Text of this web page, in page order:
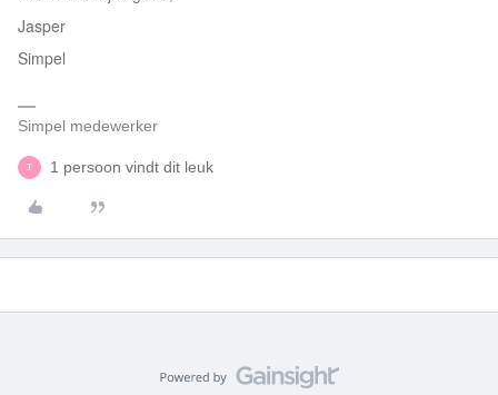
Jasper
Simpel
Simpel medewerker
T 1 persoon vindt dit leuk